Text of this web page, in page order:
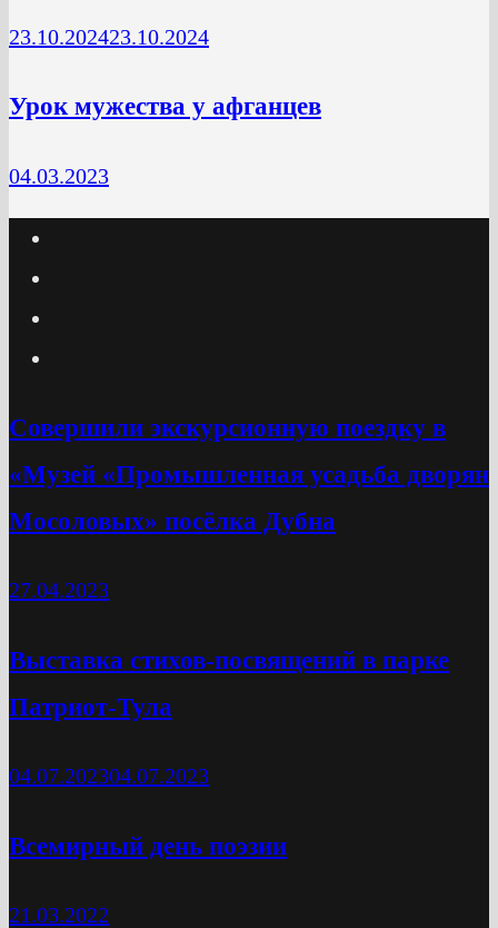
23.10.202423.10.2024
Урок мужества у афганцев
04.03.2023
Cовершили экскурсионную поездку в
«Музей «Промышленная усадьба дворян
Мосоловых» посёлка Дубна
27.04.2023
Выставка стихов-посвящений в парке
Патриот-Тула
04.07.202304.07.2023
Всемирный день поэзии
21.03.2022